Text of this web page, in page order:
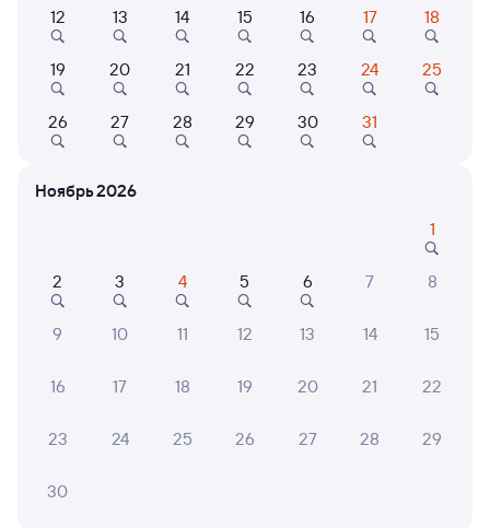
Выберите дату
003С Кавказ (двухэтажный) Проходящий 9,1
из Кисловодска
21:16 20:25
23 ч 9 м в пути
Маршрут
Купе
от 17 ⁠403 ⁠₽ 58 ⁠518 ⁠₽
Найдём билет на поезд за вас
Даже если сейчас нет мест
12 13 14 15 16 17 18
19 20 21 22 23 24 25
26 27 28 29 30 31
Ноябрь 2026
1
2 3 4 5 6 7 8
9 10 11 12 13 14 15
16 17 18 19 20 21 22
23 24 25 26 27 28 29
30